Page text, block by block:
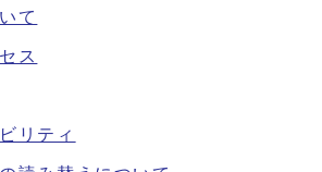
て
ス
リティ